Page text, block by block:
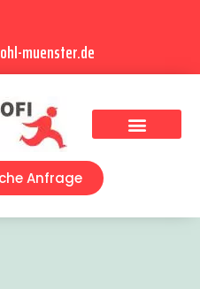
muenster.de
Anfrage